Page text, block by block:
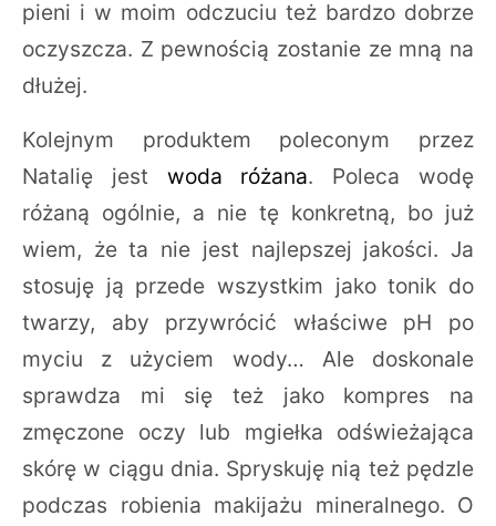
pieni i w moim odczuciu też bardzo dobrze
oczyszcza. Z pewnością zostanie ze mną na
dłużej.
Kolejnym produktem poleconym przez
Natalię jest woda różana. Poleca wodę
różaną ogólnie, a nie tę konkretną, bo już
wiem, że ta nie jest najlepszej jakości. Ja
stosuję ją przede wszystkim jako tonik do
twarzy, aby przywrócić właściwe pH po
myciu z użyciem wody… Ale doskonale
sprawdza mi się też jako kompres na
zmęczone oczy lub mgiełka odświeżająca
skórę w ciągu dnia. Spryskuję nią też pędzle
podczas robienia makijażu mineralnego. O